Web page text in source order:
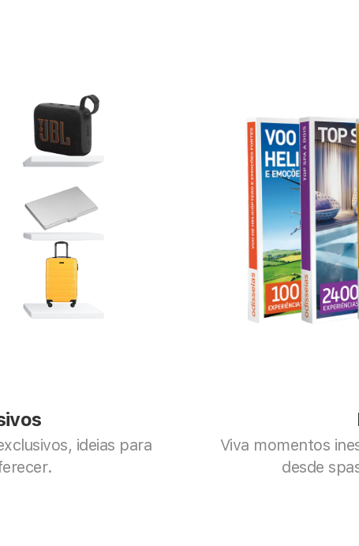
ideias para
Viva momentos
desde